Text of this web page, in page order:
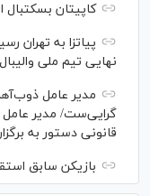
کاپیتان بسکتبال
نهایی تیم ملی والیبال
مدیر عامل
گرایی‌ست/ مدیر
قانونی دستور به
بازیکن سابق